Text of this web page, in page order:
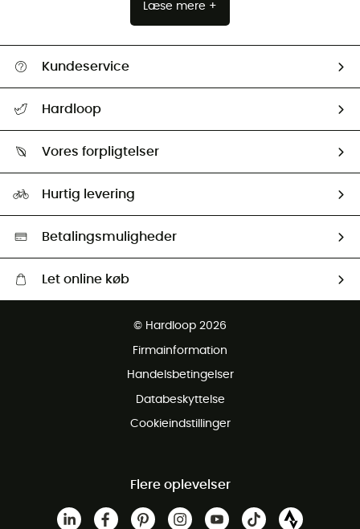
Læse mere +
Kundeservice
Returnering & Tilbagebetaling
Hardloop
Our ambassadors
Vores forpligtelser
Second hand
HardGreen Udvalg
Hurtig levering
Betalingsmuligheder
Let online køb
Gratis retur inden for 100 dage
© Hardloop 2026
Firmainformation
Handelsbetingelser
Databeskyttelse
Cookieindstillinger
Flere oplevelser